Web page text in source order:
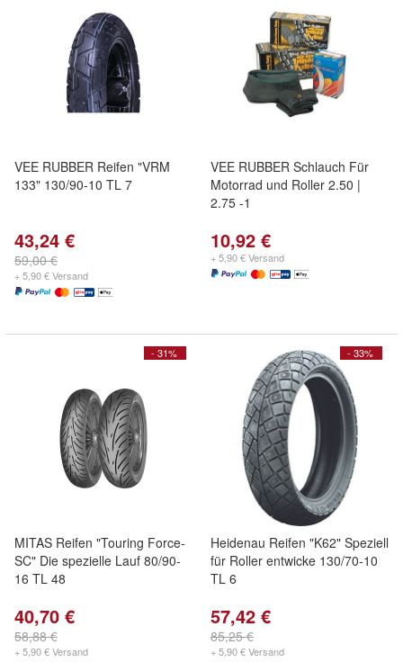
VEE RUBBER Reifen "VRM
133" 130/90-10 TL 7
43,24 €
59,00 €
+ 5,90 € Versand
VEE RUBBER Schlauch Für
Motorrad und Roller 2.50 |
2.75 -1
10,92 €
+ 5,90 € Versand
- 31%
MITAS Reifen "Touring Force-
SC" Die spezielle Lauf 80/90-
16 TL 48
40,70 €
58,88 €
+ 5,90 € Versand
- 33%
Heidenau Reifen "K62" Speziell
für Roller entwicke 130/70-10
TL 6
57,42 €
85,25 €
+ 5,90 € Versand